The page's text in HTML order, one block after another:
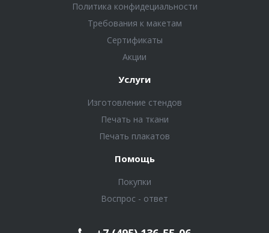
Политика конфидециальности
Требования к макетам
Сертификаты
Акции
Услуги
Изготовление стендов
Печать на ткани
Печать плакатов
Помощь
Покупки
Воспрос - ответ